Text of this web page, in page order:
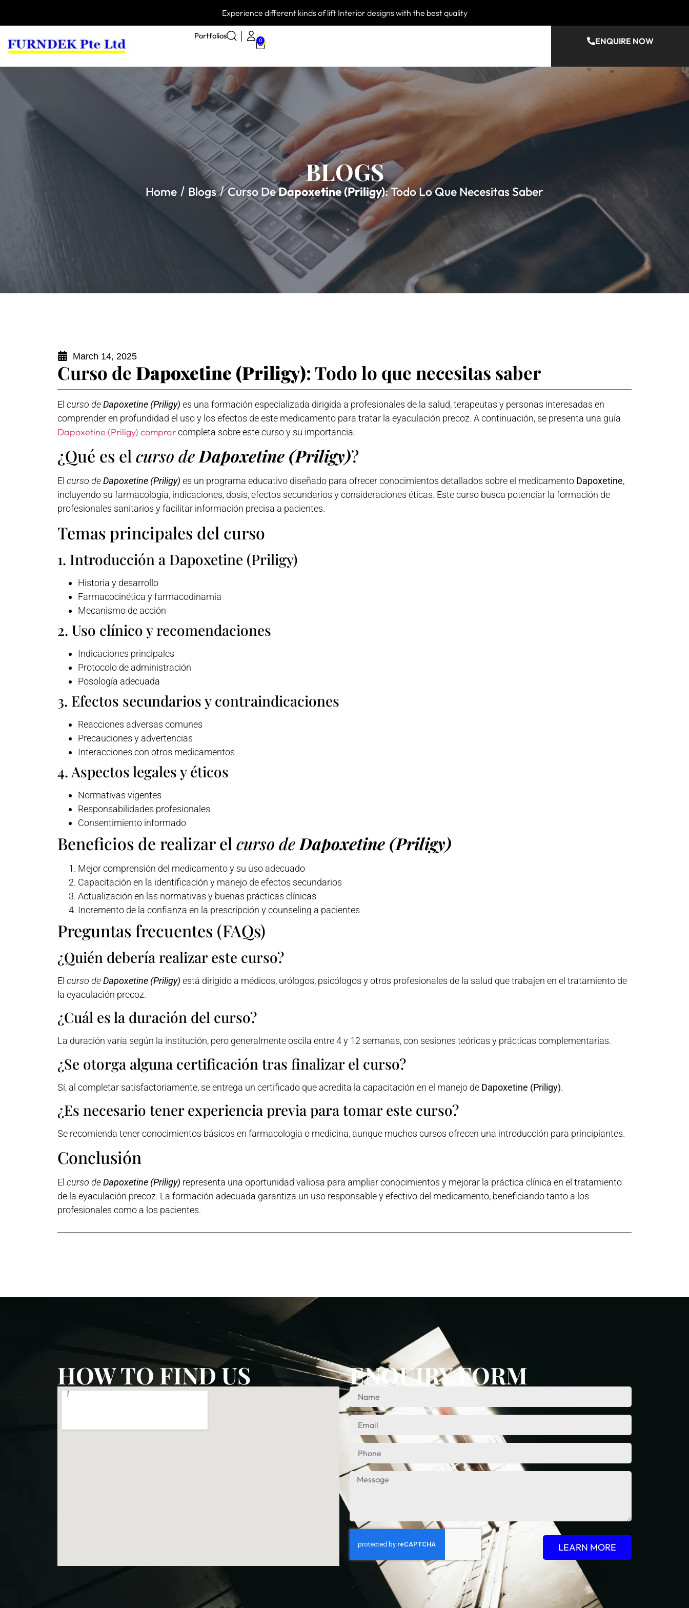
Experience different kinds of lift Interior designs with the best quality
Portfolios 0 ENQUIRE NOW
BLOGS
Home Blogs Curso DeDapoxetine (Priligy): Todo Lo Que Necesitas Saber
March 14, 2025
Curso de Dapoxetine (Priligy): Todo lo que necesitas saber
El curso deDapoxetine (Priligy) es una formación especializada dirigida a profesionales de la salud, terapeutas y personas interesadas en
comprender en profundidad el uso y los efectos de este medicamento para tratar la eyaculación precoz. A continuación, se presenta una guía
Dapoxetine (Priligy) comprarcompleta sobre este curso y su importancia.
¿Qué es el curso de Dapoxetine (Priligy)?
El curso deDapoxetine (Priligy) es un programa educativo diseñado para ofrecer conocimientos detallados sobre el medicamento Dapoxetine,
incluyendo su farmacología, indicaciones, dosis, efectos secundarios y consideraciones éticas. Este curso busca potenciar la formación de
profesionales sanitarios y facilitar información precisa a pacientes.
Temas principales del curso
1. Introducción a Dapoxetine (Priligy)
Historia y desarrollo
Farmacocinética y farmacodinamia
Mecanismo de acción
2. Uso clínico y recomendaciones
Indicaciones principales
Protocolo de administración
Posología adecuada
3. Efectos secundarios y contraindicaciones
Reacciones adversas comunes
Precauciones y advertencias
Interacciones con otros medicamentos
4. Aspectos legales y éticos
Normativas vigentes
Responsabilidades profesionales
Consentimiento informado
Beneficios de realizar el curso de Dapoxetine (Priligy)
Mejor comprensión del medicamento y su uso adecuado
Capacitación en la identificación y manejo de efectos secundarios
Actualización en las normativas y buenas prácticas clínicas
Incremento de la confianza en la prescripción y counseling a pacientes
Preguntas frecuentes (FAQs)
¿Quién debería realizar este curso?
El curso deDapoxetine (Priligy) está dirigido a médicos, urólogos, psicólogos y otros profesionales de la salud que trabajen en el tratamiento de
la eyaculación precoz.
¿Cuál es la duración del curso?
La duración varía según la institución, pero generalmente oscila entre 4 y 12 semanas, con sesiones teóricas y prácticas complementarias.
¿Se otorga alguna certificación tras finalizar el curso?
Sí, al completar satisfactoriamente, se entrega un certificado que acredita la capacitación en el manejo de Dapoxetine (Priligy).
¿Es necesario tener experiencia previa para tomar este curso?
Se recomienda tener conocimientos básicos en farmacología o medicina, aunque muchos cursos ofrecen una introducción para principiantes.
Conclusión
El curso deDapoxetine (Priligy) representa una oportunidad valiosa para ampliar conocimientos y mejorar la práctica clínica en el tratamiento
de la eyaculación precoz. La formación adecuada garantiza un uso responsable y efectivo del medicamento, beneficiando tanto a los
profesionales como a los pacientes.
HOW TO FIND US ENQUIRY FORM
LEARN MORE